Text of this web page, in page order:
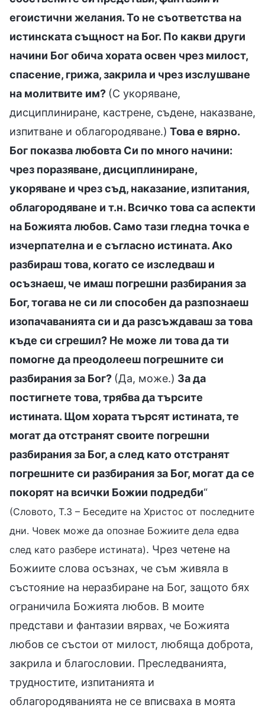
егоистични желания. То не съответства на
истинската същност на Бог. По какви други
начини Бог обича хората освен чрез милост,
спасение, грижа, закрила и чрез изслушване
на молитвите им? (С укоряване,
дисциплиниране, кастрене, съдене, наказване,
изпитване и облагородяване.) Това е вярно.
Бог показва любовта Си по много начини:
чрез поразяване, дисциплиниране,
укоряване и чрез съд, наказание, изпитания,
облагородяване и т.н. Всичко това са аспекти
на Божията любов. Само тази гледна точка е
изчерпателна и е съгласно истината. Ако
разбираш това, когато се изследваш и
осъзнаеш, че имаш погрешни разбирания за
Бог, тогава не си ли способен да разпознаеш
изопачаванията си и да разсъждаваш за това
къде си сгрешил? Не може ли това да ти
помогне да преодолееш погрешните си
разбирания за Бог? (Да, може.) За да
постигнете това, трябва да търсите
истината. Щом хората търсят истината, те
могат да отстранят своите погрешни
разбирания за Бог, а след като отстранят
погрешните си разбирания за Бог, могат да се
покорят на всички Божии подредби“
(Словото, Т.3 – Беседите на Христос от последните
дни. Човек може да опознае Божиите дела едва
след като разбере истината). Чрез четене на
Божиите слова осъзнах, че съм живяла в
състояние на неразбиране на Бог, защото бях
ограничила Божията любов. В моите
представи и фантазии вярвах, че Божията
любов се състои от милост, любяща доброта,
закрила и благословии. Преследванията,
трудностите, изпитанията и
облагородяванията не се вписваха в моята